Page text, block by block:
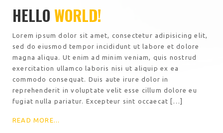
HELLO WORLD!
Lorem ipsum dolor sit amet, consectetur adipisicing elit,
sed do eiusmod tempor incididunt ut labore et dolore
magna aliqua. Ut enim ad minim veniam, quis nostrud
exercitation ullamco laboris nisi ut aliquip ex ea
commodo consequat. Duis aute irure dolor in
reprehenderit in voluptate velit esse cillum dolore eu
fugiat nulla pariatur. Excepteur sint occaecat […]
READ MORE...